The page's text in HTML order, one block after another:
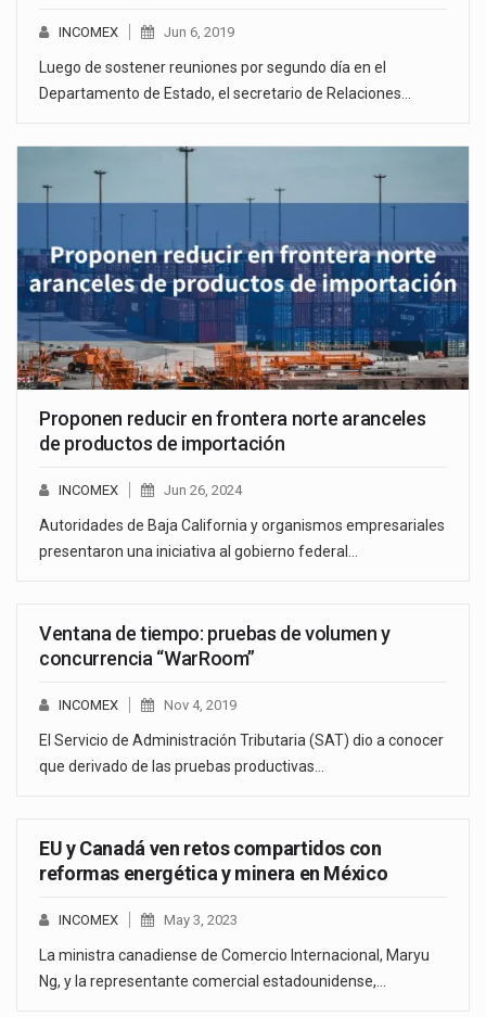
INCOMEX Jun 6, 2019
Luego de sostener reuniones por segundo día en el
Departamento de Estado, el secretario de Relaciones…
Proponen reducir en frontera norte aranceles
de productos de importación
INCOMEX Jun 26, 2024
Autoridades de Baja California y organismos empresariales
presentaron una iniciativa al gobierno federal…
Ventana de tiempo: pruebas de volumen y
concurrencia “WarRoom”
INCOMEX Nov 4, 2019
El Servicio de Administración Tributaria (SAT) dio a conocer
que derivado de las pruebas productivas…
EU y Canadá ven retos compartidos con
reformas energética y minera en México
INCOMEX May 3, 2023
La ministra canadiense de Comercio Internacional, Maryu
Ng, y la representante comercial estadounidense,…